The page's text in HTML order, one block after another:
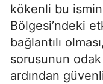
kökenli bu
Bölgesi’ndeki
bağlantılı
sorusunun
ardından